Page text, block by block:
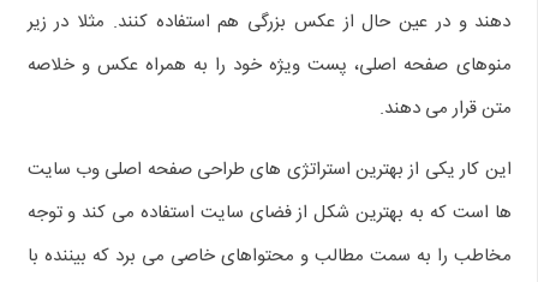
دهند و در عین حال از عکس بزرگی هم استفاده کنند. مثلا در زیر
منوهای صفحه اصلی، پست ویژه خود را به همراه عکس و خلاصه
متن قرار می دهند.
این کار یکی از بهترین استراتژی های طراحی صفحه اصلی وب سایت
ها است که به بهترین شکل از فضای سایت استفاده می کند و توجه
مخاطب را به سمت مطالب و محتواهای خاصی می برد که بیننده با